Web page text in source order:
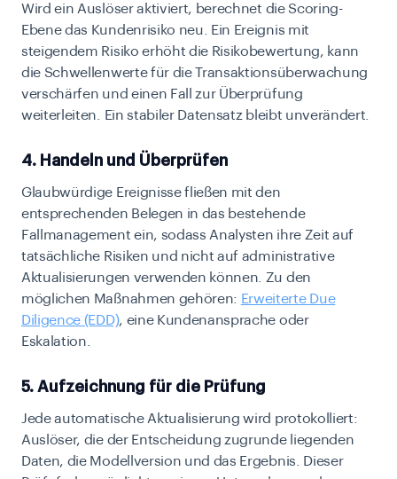
Wird ein Auslöser aktiviert, berechnet die Scoring-
Ebene das Kundenrisiko neu. Ein Ereignis mit
steigendem Risiko erhöht die Risikobewertung, kann
die Schwellenwerte für die Transaktionsüberwachung
verschärfen und einen Fall zur Überprüfung
weiterleiten. Ein stabiler Datensatz bleibt unverändert.
4. Handeln und Überprüfen
Glaubwürdige Ereignisse fließen mit den
entsprechenden Belegen in das bestehende
Fallmanagement ein, sodass Analysten ihre Zeit auf
tatsächliche Risiken und nicht auf administrative
Aktualisierungen verwenden können. Zu den
möglichen Maßnahmen gehören: Erweiterte Due
Diligence (EDD), eine Kundenansprache oder
Eskalation.
5. Aufzeichnung für die Prüfung
Jede automatische Aktualisierung wird protokolliert:
Auslöser, die der Entscheidung zugrunde liegenden
Daten, die Modellversion und das Ergebnis. Dieser